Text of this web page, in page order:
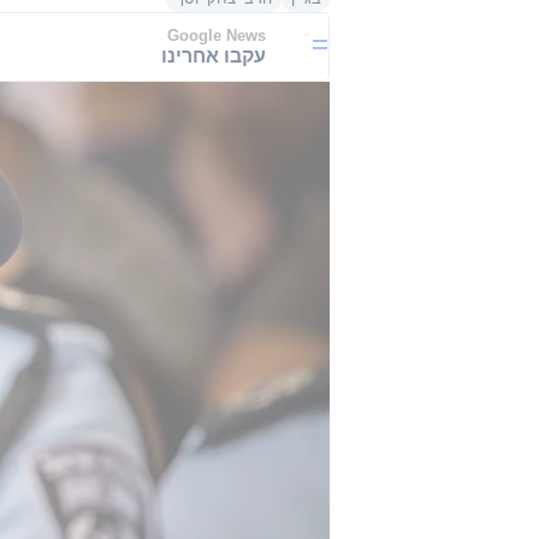
Google News
עקבו אחרינו